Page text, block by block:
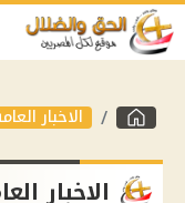
الاخبار
الاخبار